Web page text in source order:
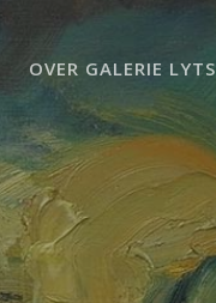
OVER GALERIE LYTS